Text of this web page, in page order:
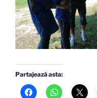
Partajează asta: